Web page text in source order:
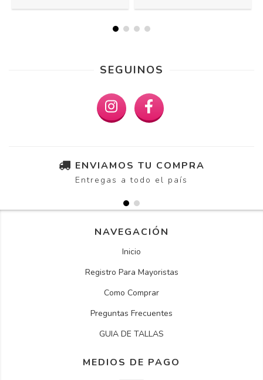
SEGUINOS
ENVIAMOS TU COMPRA
Entregas a todo el país
NAVEGACIÓN
Inicio
Registro Para Mayoristas
Como Comprar
Preguntas Frecuentes
GUIA DE TALLAS
MEDIOS DE PAGO